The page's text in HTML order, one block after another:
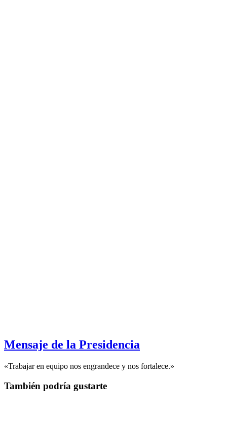
Mensaje de la Presidencia
«Trabajar en equipo nos engrandece y nos fortalece.»
También podría gustarte